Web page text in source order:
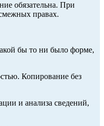
обязательна. При
правах.
бы то ни было форме,
Копирование без
и анализа сведений,